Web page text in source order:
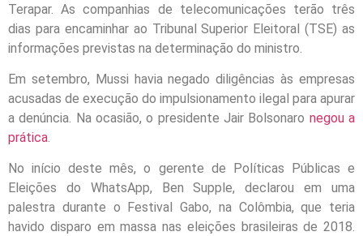
Terapar. As companhias de telecomunicações terão três
dias para encaminhar ao Tribunal Superior Eleitoral (TSE) as
informações previstas na determinação do ministro.
Em setembro, Mussi havia negado diligências às empresas
acusadas de execução do impulsionamento ilegal para apurar
a denúncia. Na ocasião, o presidente Jair Bolsonaro negou a
prática.
No início deste mês, o gerente de Políticas Públicas e
Eleições do WhatsApp, Ben Supple, declarou em uma
palestra durante o Festival Gabo, na Colômbia, que teria
havido disparo em massa nas eleições brasileiras de 2018.